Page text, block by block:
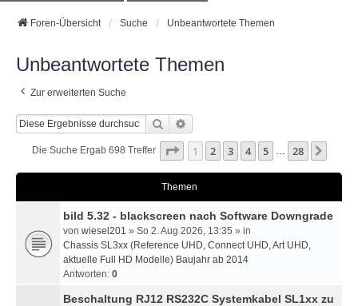
Foren-Übersicht Suche Unbeantwortete Themen
Unbeantwortete Themen
Zur erweiterten Suche
Suche
Die Suche Ergab 698 Treffer Seite 1Von 28
1 2 3 4 5 … 28
Themen
bild 5.32 - blackscreen nach Software Downgrade
von wiesel201 » So 2. Aug 2026, 13:35 » in
Chassis SL3xx (Reference UHD, Connect UHD, Art UHD,
aktuelle Full HD Modelle) Baujahr ab 2014
Antworten: 0
Beschaltung RJ12 RS232C Systemkabel SL1xx zu